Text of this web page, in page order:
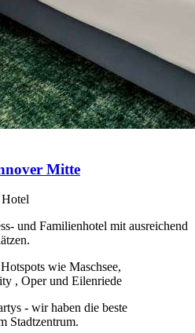
Mitte
und Familienhotel mit ausreichend
wie Maschsee,
, Oper und Eilenriede
- wir haben die beste
Stadtzentrum.